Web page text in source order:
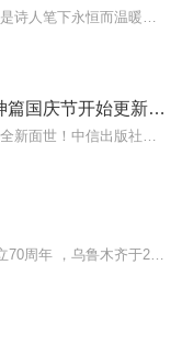
小猪屏蓬十二生肖神8 羊神篇国庆节开始更新啦！